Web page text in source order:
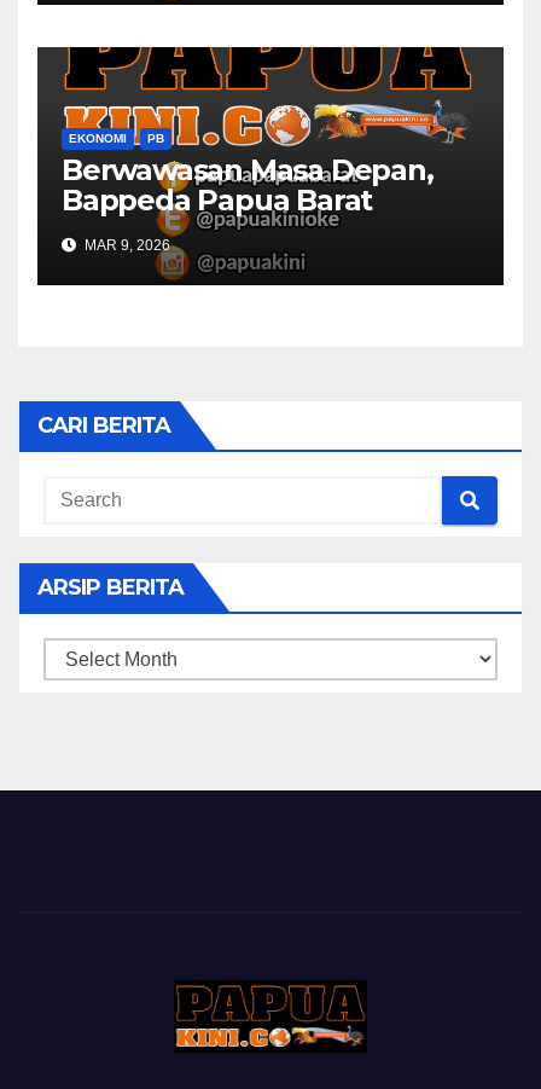
EKONOMI PB
Berwawasan Masa Depan,
Bappeda Papua Barat
Konsultasi Publik RKPD 2027
MAR 9, 2026
CARI BERITA
ARSIP BERITA
ARSIP